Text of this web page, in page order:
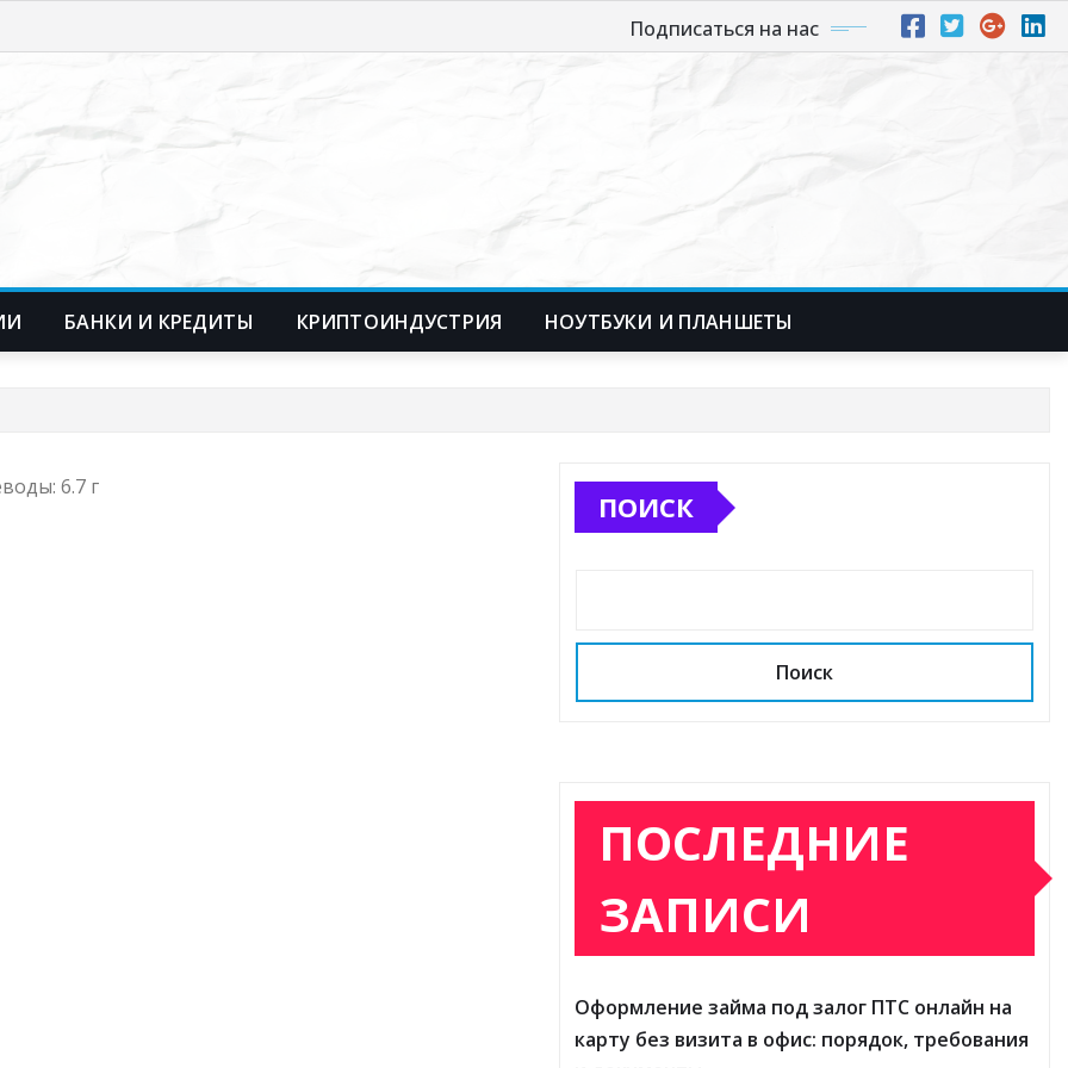
Подписаться на нас
БАНКИ И КРЕДИТЫ КРИПТОИНДУСТРИЯ НОУТБУКИ И ПЛАНШЕТЫ
6.7 г
ПОИСК
Поиск
ПОСЛЕДНИЕ
ЗАПИСИ
Оформление займа под залог ПТС онлайн на
карту без визита в офис: порядок, требования